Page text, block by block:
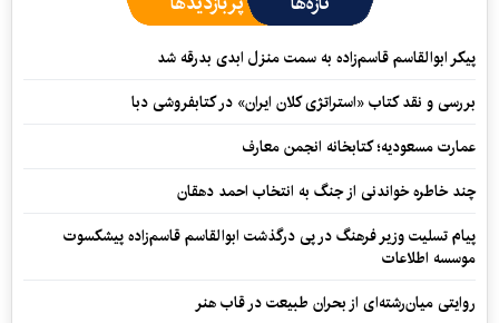
پیکر ابوالقاسم قاسم‌زاده به سمت منزل ابدی بدرقه شد
بررسی و نقد کتاب «استراتژی کلان ایران» در کتابفروشی دبا
عمارت مسعودیه؛ کتابخانه انجمن معارف
چند خاطره خواندنی از جنگ به انتخاب احمد دهقان
پیام تسلیت وزیر فرهنگ در پی درگذشت ابوالقاسم قاسم‌زاده پیشکسوت
موسسه اطلاعات
روایتی میان‌رشته‌ای از بحران طبیعت در قاب هنر